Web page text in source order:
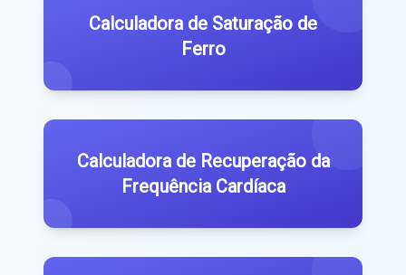
Calculadora de Saturação de
Ferro
Calculadora de Recuperação da
Frequência Cardíaca